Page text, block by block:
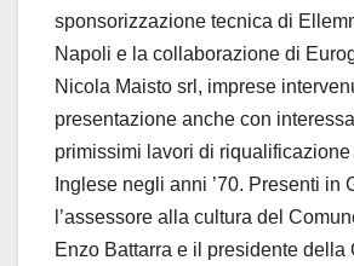
sponsorizzazione tecnica di
Napoli e la collaborazione di
Nicola Maisto srl, imprese
presentazione anche con
primissimi lavori di
Inglese negli anni ’70. Presenti in
l’assessore alla cultura del
Enzo Battarra e il presidente della